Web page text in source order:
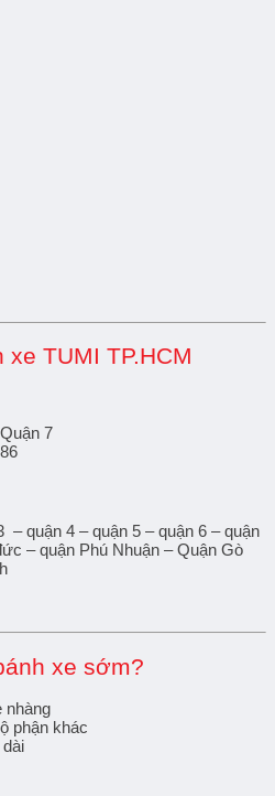
TUMI TP.HCM
7
– quận 4 – quận 5 – quận 6 – quận
– quận Phú Nhuận – Quận Gò
xe sớm?
nhàng
phận khác